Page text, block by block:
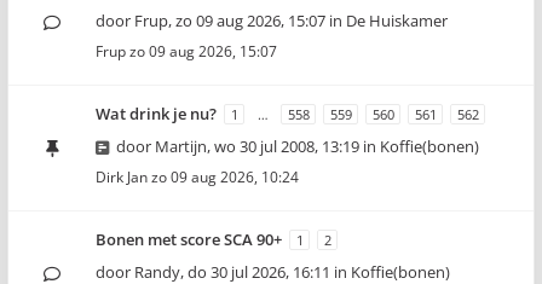
door Frup,zo 09 aug 2026, 15:07 in De Huiskamer
Frupzo 09 aug 2026, 15:07
Wat drink je nu? 1 … 558 559 560 561 562
door Martijn,wo 30 jul 2008, 13:19 in Koffie(bonen)
Dirk Janzo 09 aug 2026, 10:24
Bonen met score SCA 90+ 1 2
door Randy,do 30 jul 2026, 16:11 in Koffie(bonen)